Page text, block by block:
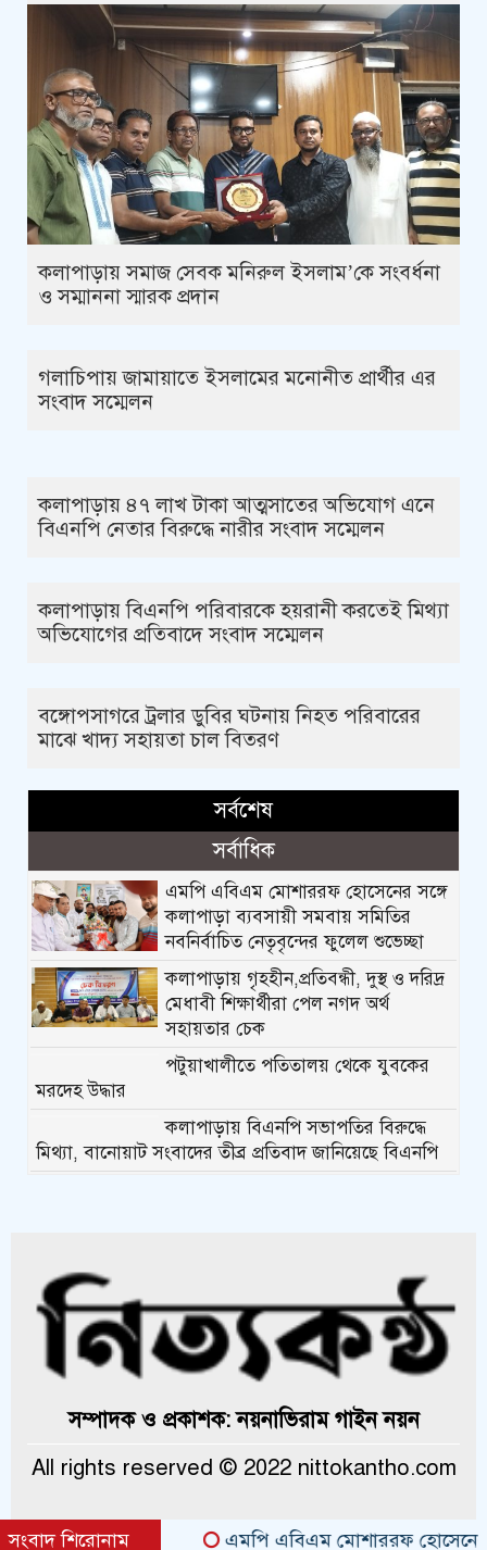
কলাপাড়ায় সমাজ সেবক মনিরুল ইসলাম’কে সংবর্ধনা
ও সম্মাননা স্মারক প্রদান
গলাচিপায় জামায়াতে ইসলামের মনোনীত প্রার্থীর এর
সংবাদ সম্মেলন
কলাপাড়ায় ৪৭ লাখ টাকা আত্মসাতের অভিযোগ এনে
বিএনপি নেতার বিরুদ্ধে নারীর সংবাদ সম্মেলন
কলাপাড়ায় বিএনপি পরিবারকে হয়রানী করতেই মিথ্যা
অভিযোগের প্রতিবাদে সংবাদ সম্মেলন
বঙ্গোপসাগরে ট্রলার ডুবির ঘটনায় নিহত পরিবারের
মাঝে খাদ্য সহায়তা চাল বিতরণ
সর্বশেষ
সর্বাধিক
এমপি এবিএম মোশাররফ হোসেনের সঙ্গে
কলাপাড়া ব্যবসায়ী সমবায় সমিতির
নবনির্বাচিত নেতৃবৃন্দের ফুলেল শুভেচ্ছা
কলাপাড়ায় গৃহহীন,প্রতিবন্ধী, দুস্থ ও দরিদ্র
মেধাবী শিক্ষার্থীরা পেল নগদ অর্থ
সহায়তার চেক
পটুয়াখালীতে পতিতালয় থেকে যুবকের
মরদেহ উদ্ধার
কলাপাড়ায় বিএনপি সভাপতির বিরুদ্ধে
মিথ্যা, বানোয়াট সংবাদের তীব্র প্রতিবাদ জানিয়েছে বিএনপি
কলাপাড়ায় মুদি ব্যাবসায়ীর ওপর সন্ত্রাসী
হামলা, গুরুতর অবস্থায় বরিশালে রেফার
কলাপাড়ায় জমি নিয়ে হয়রানির অভিযোগে
সংবাদ সম্মেলন
২০২৬-২০২৭ কমিটি গঠন
কলাপাড়ায় সত্তোরোর্ধ বৃদ্ধকে হত্যার
সম্পাদক ও প্রকাশক: নয়নাভিরাম গাইন নয়ন
All rights reserved © 2022 nittokantho.com
সংবাদ শিরোনাম এমপি এবিএম মোশাররফ হোসেনের